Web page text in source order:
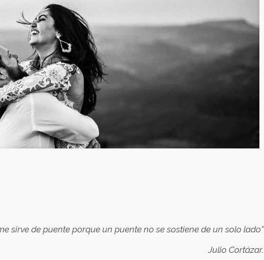
sirve de puente porque un puente no se sostiene de un solo lado”
Julio Cortázar.